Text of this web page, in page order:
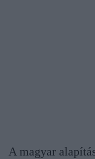
A magyar